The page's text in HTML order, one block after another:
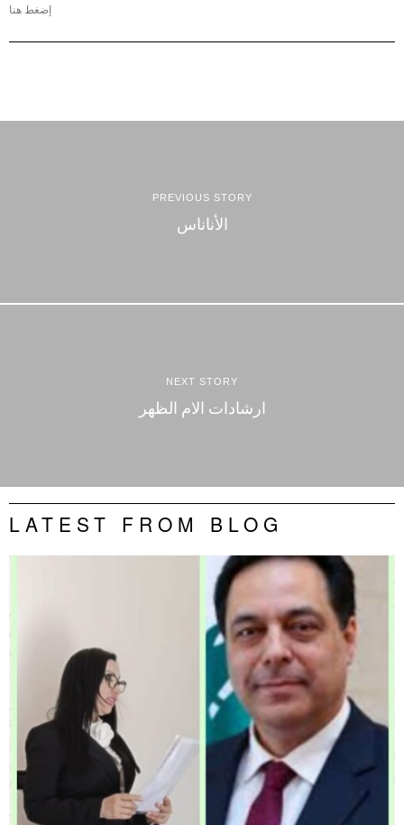
إضغط هنا
PREVIOUS STORY
الأناناس
NEXT STORY
ارشادات الام الظهر
LATEST FROM BLOG